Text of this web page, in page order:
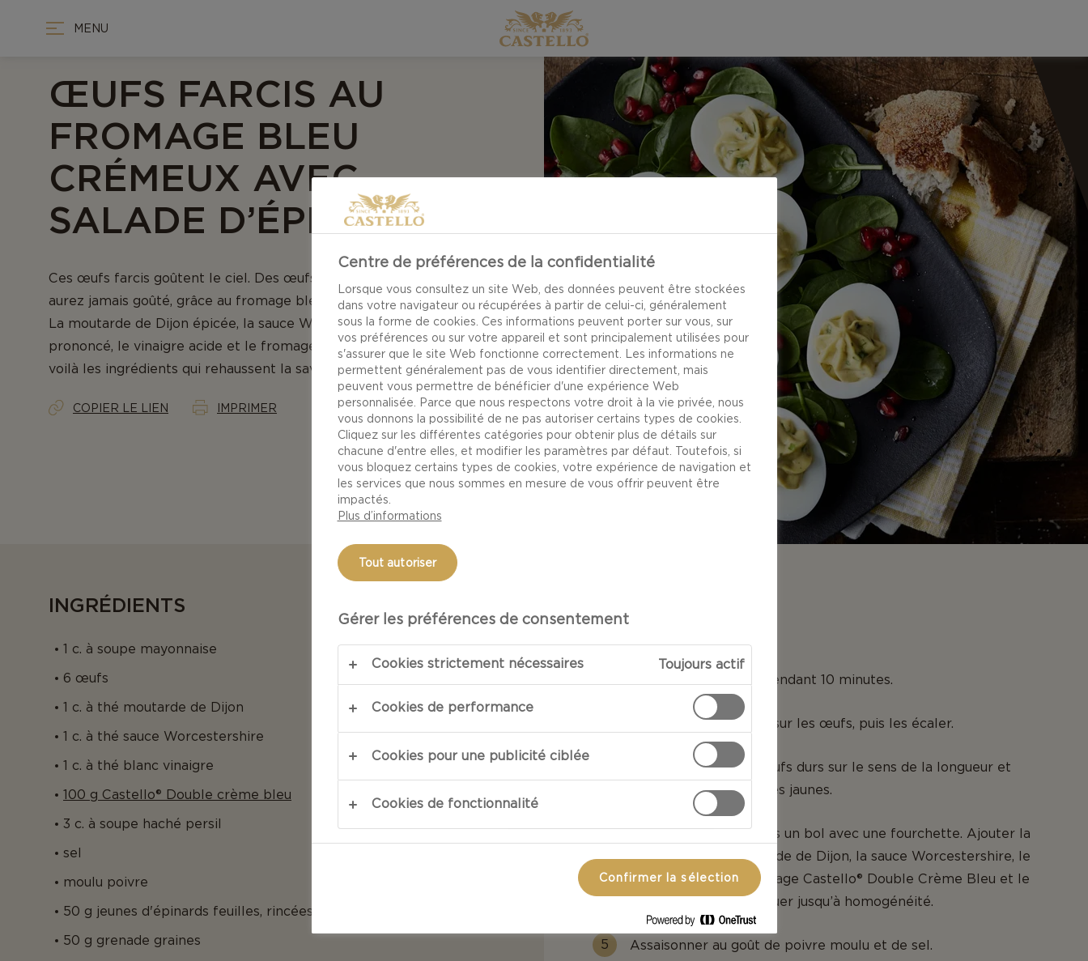
MENU
ŒUFS FARCIS AU
FROMAGE BLEU
CRÉMEUX AVEC
SALADE D’ÉPINARDS
Ces œufs farcis goûtent le ciel. Des œufs farcis comme vous n’en
aurez jamais goûté, grâce au fromage bleu et à la salade d’épinards.
La moutarde de Dijon épicée, la sauce Worcestershire à l’umami
prononcé, le vinaigre acide et le fromage bleu intense et crémeux,
voilà les ingrédients qui rehaussent la saveur des œufs.
COPIER LE LIEN IMPRIMER
INGRÉDIENTS
1 c. à soupe mayonnaise
6 œufs
1 c. à thé moutarde de Dijon
1 c. à thé sauce Worcestershire
1 c. à thé blanc vinaigre
100 g Castello® Double crème bleu
3 c. à soupe haché persil
sel
moulu poivre
50 g jeunes d'épinards feuilles, rincées
50 g grenade graines
Préparation
Faire cuire les œufs pendant 10 minutes.
Verser de l’eau froide sur les œufs, puis les écaler.
Couper en deux les œufs durs sur le sens de la longueur et
retirer délicatement les jaunes.
Écraser les jaunes dans un bol avec une fourchette. Ajouter la
mayonnaise, la moutarde de Dijon, la sauce Worcestershire, le
vinaigre blanc, le fromage Castello® Double Crème Bleu et le
persil haché, puis remuer jusqu’à homogénéité.
Assaisonner au goût de poivre moulu et de sel.
Centre de préférences de la confidentialité
Lorsque vous consultez un site Web, des données peuvent être stockées
dans votre navigateur ou récupérées à partir de celui-ci, généralement
sous la forme de cookies. Ces informations peuvent porter sur vous, sur
vos préférences ou sur votre appareil et sont principalement utilisées pour
s'assurer que le site Web fonctionne correctement. Les informations ne
permettent généralement pas de vous identifier directement, mais
peuvent vous permettre de bénéficier d'une expérience Web
personnalisée. Parce que nous respectons votre droit à la vie privée, nous
vous donnons la possibilité de ne pas autoriser certains types de cookies.
Cliquez sur les différentes catégories pour obtenir plus de détails sur
chacune d'entre elles, et modifier les paramètres par défaut. Toutefois, si
vous bloquez certains types de cookies, votre expérience de navigation et
les services que nous sommes en mesure de vous offrir peuvent être
impactés.
Plus d’informations
Tout autoriser
Gérer les préférences de consentement
Cookies strictement nécessaires Toujours actif
Cookies de performance
Cookies pour une publicité ciblée
Cookies de fonctionnalité
Confirmer la sélection